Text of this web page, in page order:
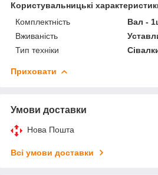
Користувальницькі
Комплектність
Вал -
Вживаність
Тип техніки
Приховати
Умови доставки
Нова Пошта
Всі умови доставки